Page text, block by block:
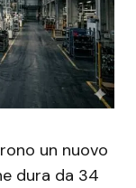
un nuovo
dura da 34